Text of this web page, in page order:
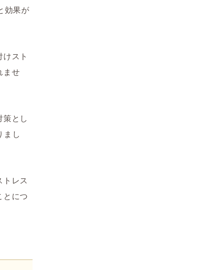
効果が
スト
ませ
とし
まし
レス
とにつ